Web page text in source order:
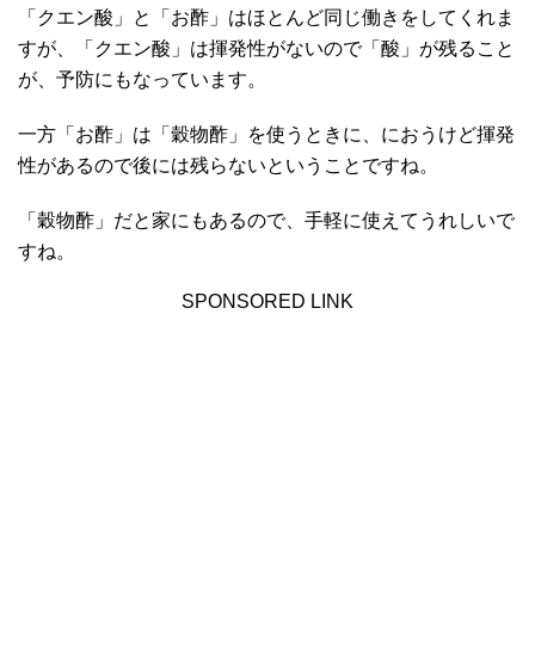
「クエン酸」と「お酢」はほとんど同じ働きをしてくれま
すが、「クエン酸」は揮発性がないので「酸」が残ること
が、予防にもなっています。
一方「お酢」は「穀物酢」を使うときに、におうけど揮発
性があるので後には残らないということですね。
「穀物酢」だと家にもあるので、手軽に使えてうれしいで
すね。
SPONSORED LINK